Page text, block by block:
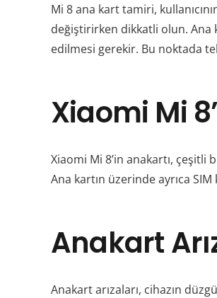
Mi 8 ana kart tamiri,
değiştirirken dikkatli olun. Ana
edilmesi gerekir. Bu noktada
Xiaomi Mi
Xiaomi Mi 8’in anakartı,
Ana kartın üzerinde ayrıca
Anakart
Anakart arızaları, cihazın